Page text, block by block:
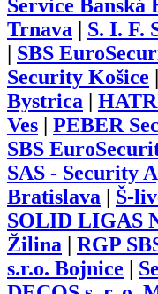
Service Banská
Trnava
S. I. F.
SBS
Security Košice
Bystrica
Ves
PEBER
SBS
SAS - Security
Bratislava
Š-
SOLID LIGAS
Žilina
RGP
s.r.o. Bojnice